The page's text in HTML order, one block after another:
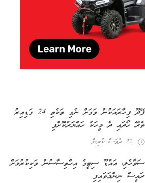
ފޭދޫ ފިހާރައަކުން ވަގަށް ނެގި ތަކެތި 24 ގަޑިއިރު
ތެރޭ ހޯދައި ދެ މީހަކު ހައްޔަރުކޮށްފި
22 ދުވަސް ކުރިން
ސަވާހެލި، އައްޑޫ ސިޓީގެ އިހްތިސާސުން ވަކިކުރުމަށް
ރައީސް ނިންމަވައިފި